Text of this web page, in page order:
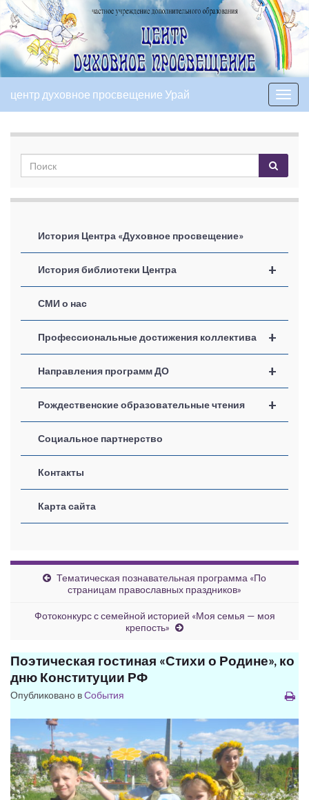
Вкл/
выкл
центр духовное просвещение Урай
История Центра «Духовное просвещение»
+
История библиотеки Центра
СМИ о нас
+
Профессиональные достижения коллектива
+
Направления программ ДО
+
Рождественские образовательные чтения
Социальное партнерство
Контакты
Карта сайта
Тематическая познавательная программа «По
страницам православных праздников»
Фотоконкурс с семейной историей «Моя семья — моя
крепость»
Поэтическая гостиная «Стихи о Родине», ко
дню Конституции РФ
Опубликовано вСобытия